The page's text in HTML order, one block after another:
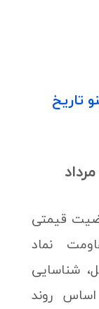
تاریخ
قیمتی
نماد
شناسایی
روند